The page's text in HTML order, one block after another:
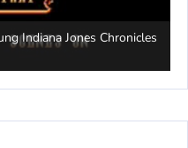
Indiana Jones Chronicles